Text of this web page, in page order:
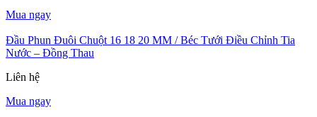
Mua ngay
Đầu Phun Đuôi Chuột 16 18 20 MM / Béc Tưới Điều Chỉnh Tia
Nước – Đồng Thau
Liên hệ
Mua ngay